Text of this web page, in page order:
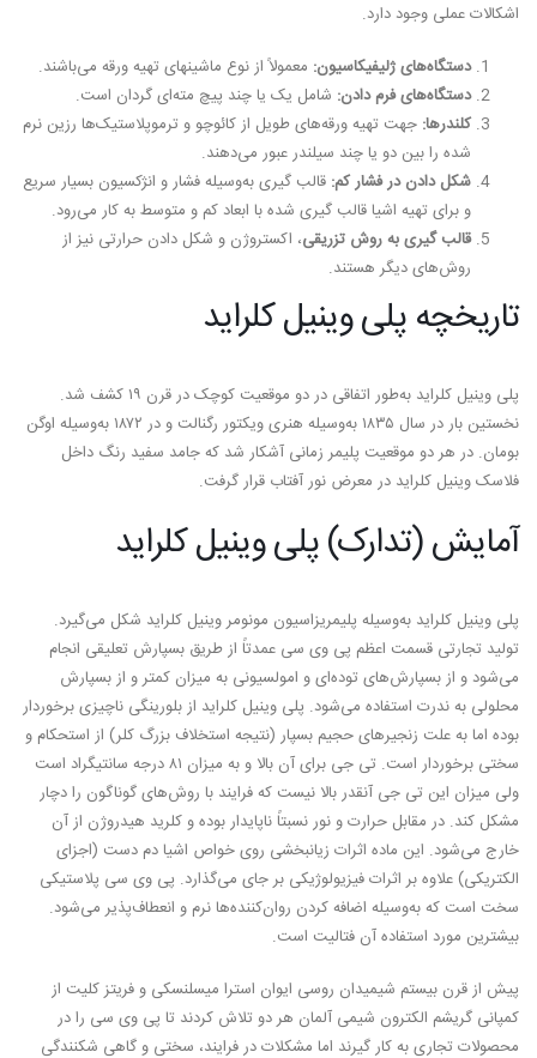
اشکالات عملی وجود دارد.
دستگاه‌های ژلیفیکاسیون: معمولاً از نوع ماشینهای تهیه ورقه می‌باشند.
دستگاه‌های فرم دادن: شامل یک یا چند پیچ مته‌ای گردان است.
کلندرها: جهت تهیه ورقه‌های طویل از کائوچو و ترموپلاستیک‌ها رزین نرم
شده را بین دو یا چند سیلندر عبور می‌دهند.
شکل دادن در فشار کم: قالب گیری به‌وسیله فشار و انژکسیون بسیار سریع
و برای تهیه اشیا قالب گیری شده با ابعاد کم و متوسط به کار می‌رود.
قالب گیری به روش تزریقی، اکستروژن و شکل دادن حرارتی نیز از
روش‌های دیگر هستند.
تاریخچه پلی وینیل کلراید
پلی وینیل کلراید به‌طور اتفاقی در دو موقعیت کوچک در قرن ۱۹ کشف شد.
نخستین بار در سال ۱۸۳۵ به‌وسیله هنری ویکتور رگنالت و در ۱۸۷۲ به‌وسیله اوگن
بومان. در هر دو موقعیت پلیمر زمانی آشکار شد که جامد سفید رنگ داخل
فلاسک وینیل کلراید در معرض نور آفتاب قرار گرفت.
آمایش (تدارک) پلی وینیل کلراید
پلی وینیل کلراید به‌وسیله پلیمریزاسیون مونومر وینیل کلراید شکل می‌گیرد.
تولید تجارتی قسمت اعظم پی وی سی عمدتاً از طریق بسپارش تعلیقی انجام
می‌شود و از بسپارش‌های توده‌ای و امولسیونی به میزان کمتر و از بسپارش
محلولی به ندرت استفاده می‌شود. پلی وینیل کلراید از بلورینگی ناچیزی برخوردار
بوده اما به علت زنجیرهای حجیم بسپار (نتیجه استخلاف بزرگ کلر) از استحکام و
سختی برخوردار است. تی جی برای آن بالا و به میزان ۸۱ درجه سانتیگراد است
ولی میزان این تی جی آنقدر بالا نیست که فرایند با روش‌های گوناگون را دچار
مشکل کند. در مقابل حرارت و نور نسبتاً ناپایدار بوده و کلرید هیدروژن از آن
خارج می‌شود. این ماده اثرات زیانبخشی روی خواص اشیا دم دست (اجزای
الکتریکی) علاوه بر اثرات فیزیولوژیکی بر جای می‌گذارد. پی وی سی پلاستیکی
سخت است که به‌وسیله اضافه کردن روان‌کننده‌ها نرم و انعطاف‌پذیر می‌شود.
بیشترین مورد استفاده آن فتالیت است.
پیش از قرن بیستم شیمیدان روسی ایوان استرا میسلنسکی و فریتز کلیت از
کمپانی گریشم الکترون شیمی آلمان هر دو تلاش کردند تا پی وی سی را در
محصولات تجاری به کار گیرند اما مشکلات در فرایند، سختی و گاهی شکنندگی